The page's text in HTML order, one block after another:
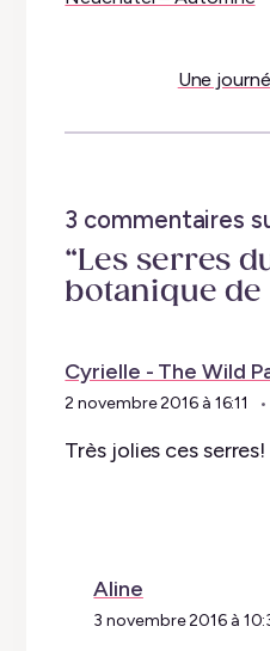
Une
3 commentaires
“Les serres
botanique de
Cyrielle - The Wild
2 novembre 2016 à 16:11
Très jolies ces serres!
Aline
3 novembre 2016 à